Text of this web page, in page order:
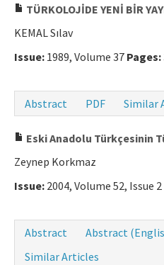
Editorial Board
Author Guidelines
Ethical Principles
Manuscript Submission
ISSN: 0564-5050 · e-ISSN: 2651-5113
TÜRKOLOJİDE YENİ BİR
KEMAL Sılav
Issue: 1989, Volume 37 Pages:
Abstract
PDF Similar
Eski Anadolu Türkçesinin
Zeynep Korkmaz
Issue: 2004, Volume 52, Issue 2
Abstract
Abstract
Similar Articles